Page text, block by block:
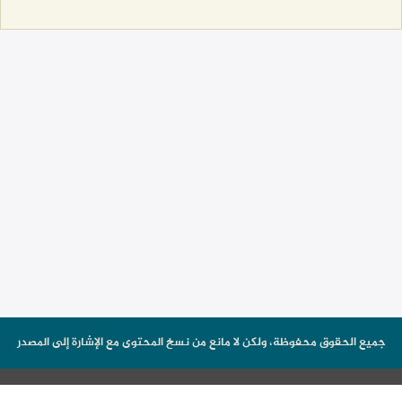
جميع الحقوق محفوظة، ولكن لا مانع من نسخ المحتوى مع الإشارة إلى المصدر